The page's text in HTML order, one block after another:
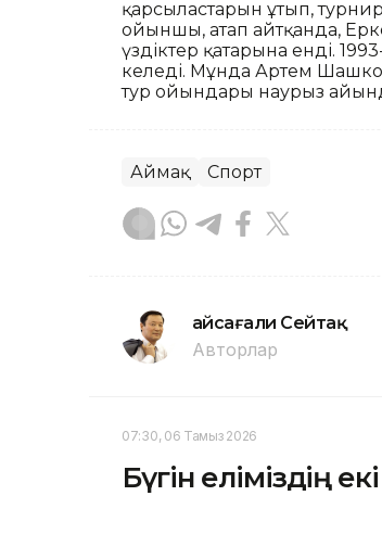
қарсыластарын ұтып,
ойыншы, атап айтқанда,
үздіктер қатарына енді.
келеді. Мұнда Артем
тур ойындары наурыз
Аймақ Спорт
Ғайсағали Сейтақ
Авторлар
07:30, 06 Тамыз 2026
Бүгін еліміздің